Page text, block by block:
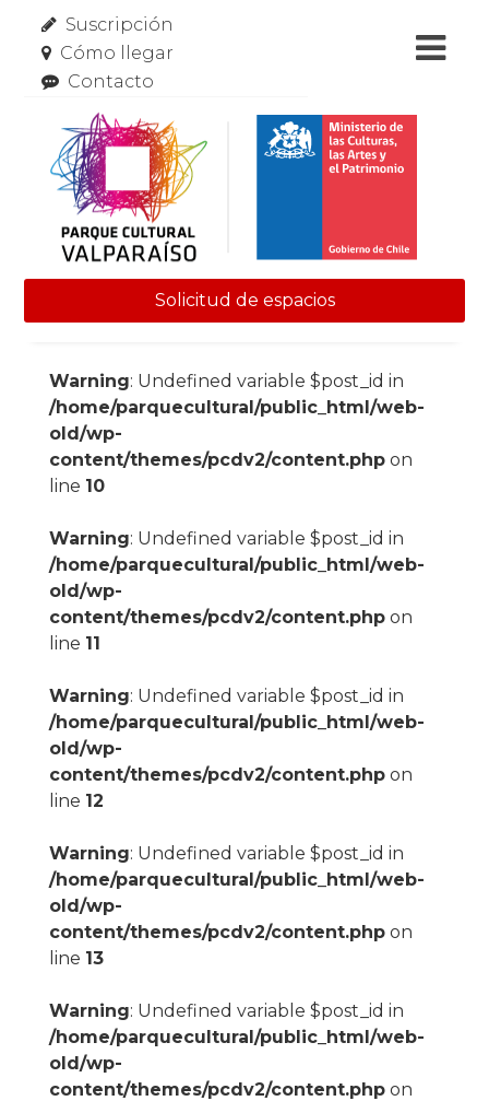
Suscripción
Cómo llegar
Contacto
Solicitud de espacios
Warning: Undefined variable $post_id in
/home/parquecultural/public_html/web-
old/wp-
content/themes/pcdv2/content.phpon
line 10
Warning: Undefined variable $post_id in
/home/parquecultural/public_html/web-
old/wp-
content/themes/pcdv2/content.phpon
line 11
Warning: Undefined variable $post_id in
/home/parquecultural/public_html/web-
old/wp-
content/themes/pcdv2/content.phpon
line 12
Warning: Undefined variable $post_id in
/home/parquecultural/public_html/web-
old/wp-
content/themes/pcdv2/content.phpon
line 13
Warning: Undefined variable $post_id in
/home/parquecultural/public_html/web-
old/wp-
content/themes/pcdv2/content.phpon